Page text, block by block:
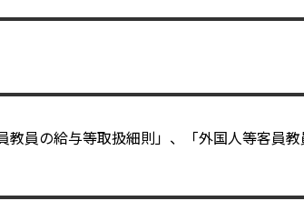
員の給与等取扱細則」、「外国人等客員